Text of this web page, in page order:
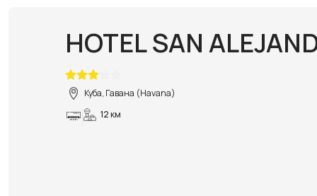
HOTEL SAN
Куба, Гавана (Havana)
12 км